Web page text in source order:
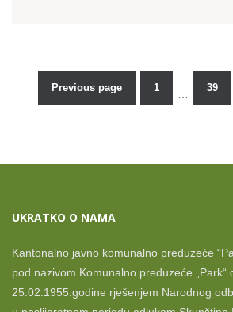
Previous page 1 39
UKRATKO O NAMA
Kantonalno javno komunalno preduzeće
pod nazivom Komunalno preduzeće „Park“
25.02.1955.godine rješenjem Narodnog